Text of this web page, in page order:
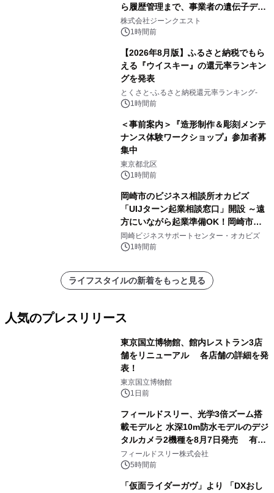
ら履歴管理まで、事業者の遺伝子デー
タ活用を支援
株式会社ジーンクエスト
1時間前
【2026年8月版】ふるさと納税でもら
える『ウイスキー』の還元率ランキン
グを発表
とくさと-ふるさと納税還元率ランキング-
1時間前
＜事前案内＞『造形制作＆彫刻メンテ
ナンス体験ワークショップ』参加者募
集中
東京都北区
1時間前
岡崎市のビジネス相談所オカビズ
「UIJターン起業相談窓口」開設 ～遠
方にいながら起業準備OK！岡崎市を
挑戦者があつまるまちに～
岡崎ビジネスサポートセンター・オカビズ
1時間前
ライフスタイルの新着をもっと見る
人気のプレスリリース
東京国立博物館、館内レストラン3店
舗をリニューアル 各店舗の詳細を発
表！
東京国立博物館
1日前
フィールドスリー、光学3倍ズーム搭
載モデルと 水深10m防水モデルのデジ
タルカメラ2機種を8月7日発売 有効
約1300万画素、用途別に選べるコンデ
ジ新登場
フィールドスリー株式会社
5時間前
「仮面ライダーガヴ」より 「DXおし